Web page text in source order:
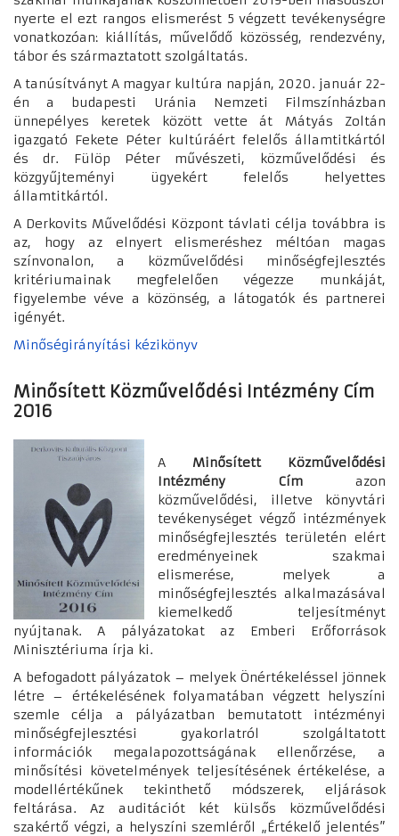
nyerte el ezt rangos elismerést 5 végzett tevékenységre
vonatkozóan: kiállítás, művelődő közösség, rendezvény,
tábor és származtatott szolgáltatás.
A tanúsítványt A magyar kultúra napján, 2020. január 22-
én a budapesti Uránia Nemzeti Filmszínházban
ünnepélyes keretek között vette át Mátyás Zoltán
igazgató Fekete Péter kultúráért felelős államtitkártól
és dr. Fülöp Péter művészeti, közművelődési és
közgyűjteményi ügyekért felelős helyettes
államtitkártól.
A Derkovits Művelődési Központ távlati célja továbbra is
az, hogy az elnyert elismeréshez méltóan magas
színvonalon, a közművelődési minőségfejlesztés
kritériumainak megfelelően végezze munkáját,
figyelembe véve a közönség, a látogatók és partnerei
igényét.
Minőségirányítási kézikönyv
Minősített Közművelődési Intézmény Cím
2016
A Minősített Közművelődési
Intézmény Címazon
közművelődési, illetve könyvtári
tevékenységet végző intézmények
minőségfejlesztés területén elért
eredményeinek szakmai
elismerése, melyek a
minőségfejlesztés alkalmazásával
kiemelkedő teljesítményt
nyújtanak. A pályázatokat az Emberi Erőforrások
Minisztériuma írja ki.
A befogadott pályázatok – melyek Önértékeléssel jönnek
létre – értékelésének folyamatában végzett helyszíni
szemle célja a pályázatban bemutatott intézményi
minőségfejlesztési gyakorlatról szolgáltatott
információk megalapozottságának ellenőrzése, a
minősítési követelmények teljesítésének értékelése, a
modellértékűnek tekinthető módszerek, eljárások
feltárása. Az auditációt két külsős közművelődési
szakértő végzi, a helyszíni szemléről „Értékelő jelentés”